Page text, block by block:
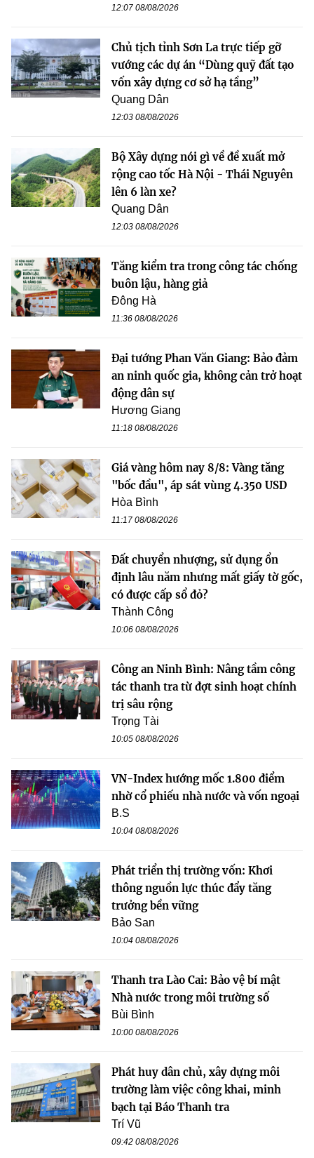
12:07 08/08/2026
Chủ tịch tỉnh Sơn La trực tiếp gỡ
vướng các dự án “Dùng quỹ đất tạo
vốn xây dựng cơ sở hạ tầng”
Quang Dân
12:03 08/08/2026
Bộ Xây dựng nói gì về đề xuất mở
rộng cao tốc Hà Nội - Thái Nguyên
lên 6 làn xe?
Quang Dân
12:03 08/08/2026
Tăng kiểm tra trong công tác chống
buôn lậu, hàng giả
Đông Hà
11:36 08/08/2026
Đại tướng Phan Văn Giang: Bảo đảm
an ninh quốc gia, không cản trở hoạt
động dân sự
Hương Giang
11:18 08/08/2026
Giá vàng hôm nay 8/8: Vàng tăng
"bốc đầu", áp sát vùng 4.350 USD
Hòa Bình
11:17 08/08/2026
Đất chuyển nhượng, sử dụng ổn
định lâu năm nhưng mất giấy tờ gốc,
có được cấp sổ đỏ?
Thành Công
10:06 08/08/2026
Công an Ninh Bình: Nâng tầm công
tác thanh tra từ đợt sinh hoạt chính
trị sâu rộng
Trọng Tài
10:05 08/08/2026
VN-Index hướng mốc 1.800 điểm
nhờ cổ phiếu nhà nước và vốn ngoại
B.S
10:04 08/08/2026
Phát triển thị trường vốn: Khơi
thông nguồn lực thúc đẩy tăng
trưởng bền vững
Bảo San
10:04 08/08/2026
Thanh tra Lào Cai: Bảo vệ bí mật
Nhà nước trong môi trường số
Bùi Bình
10:00 08/08/2026
Phát huy dân chủ, xây dựng môi
trường làm việc công khai, minh
bạch tại Báo Thanh tra
Trí Vũ
09:42 08/08/2026